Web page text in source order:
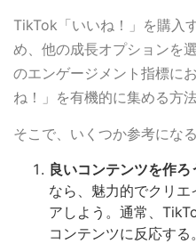
TikTok「いいね！」を購入
め、他の成長オプションを
のエンゲージメント指標に
ね！」を有機的に集める方
そこで、いくつか参考にな
良いコンテンツを作ろ
なら、魅力的でクリ
アしよう。通常、
コンテンツに反応す